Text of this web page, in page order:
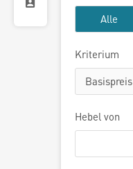
Alle
Kriterium
Basispreis
Hebel von